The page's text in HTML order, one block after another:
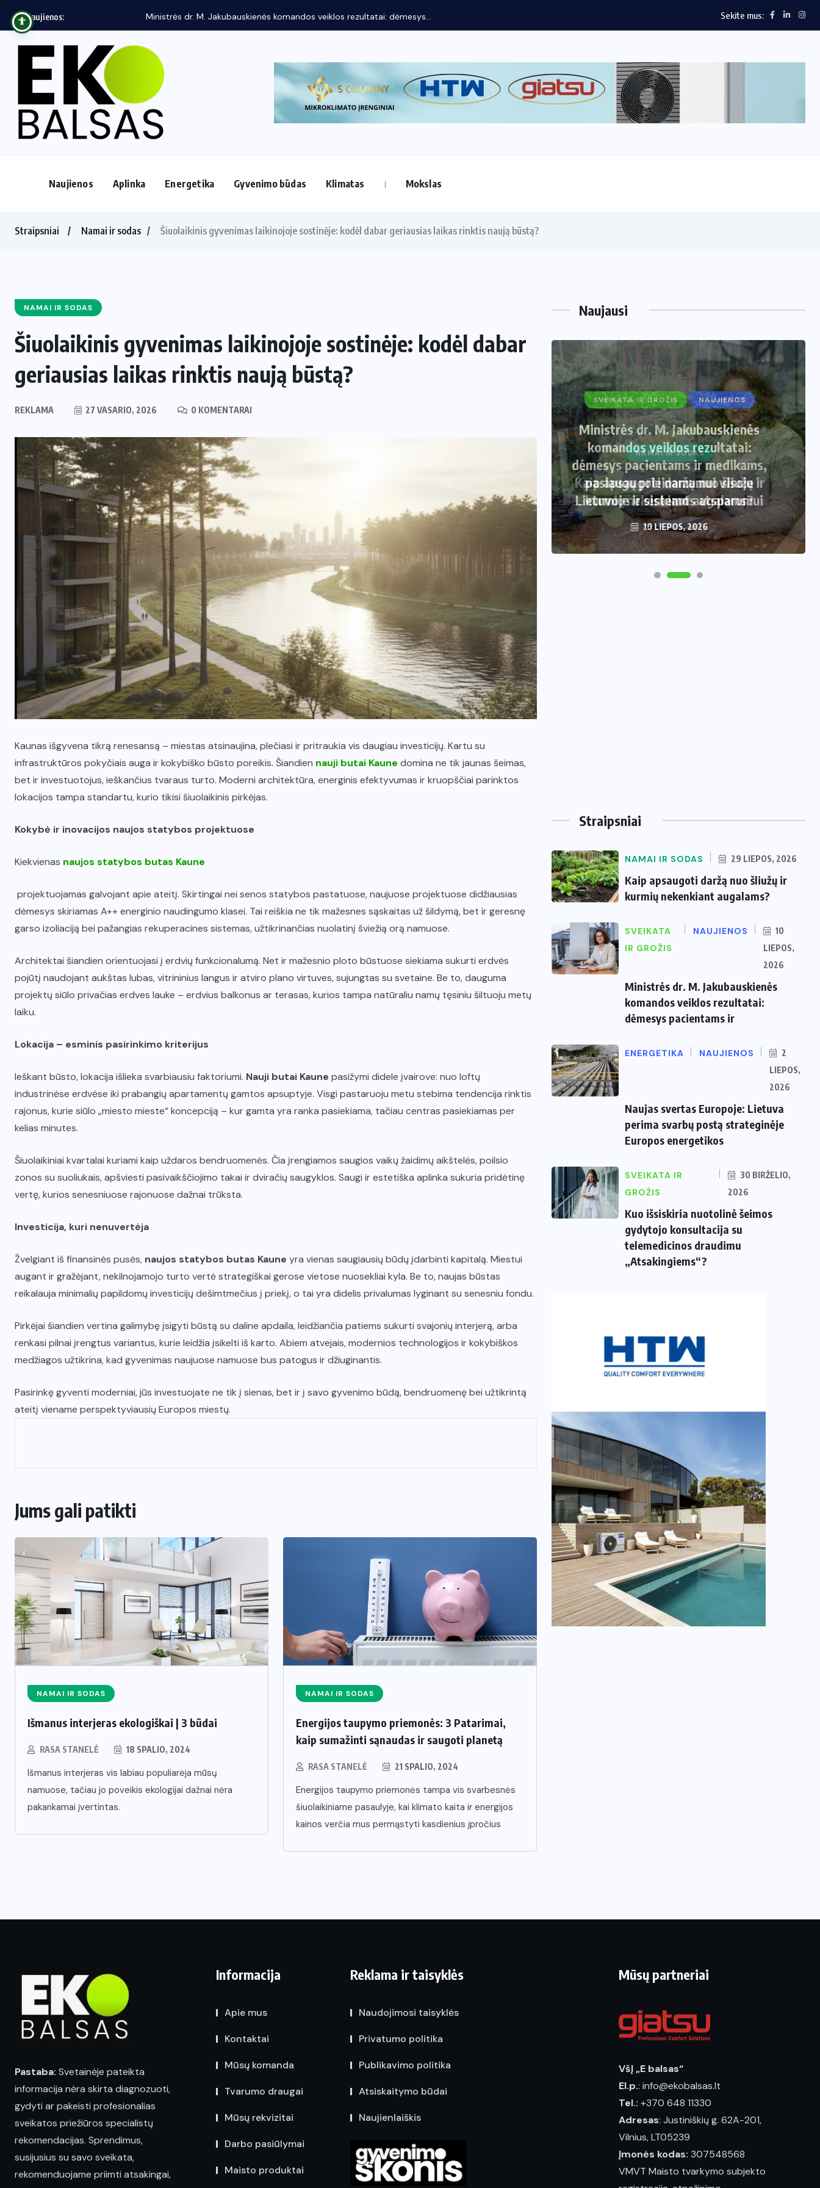
Naujienos: Ministrės dr. M. Jakubauskienės komandos veiklos rezultatai: dėmesys... Sekite mus:
Naujienos Aplinka Energetika Gyvenimo būdas Klimatas Mokslas
Straipsniai Namai ir sodas Šiuolaikinis gyvenimas laikinojoje sostinėje: kodėl dabar geriausias laikas rinktis naują būstą?
NAMAI IR SODAS
Šiuolaikinis gyvenimas laikinojoje sostinėje: kodėl dabar
geriausias laikas rinktis naują būstą?
REKLAMA 27 VASARIO, 2026 0 KOMENTARAI
Kaunas išgyvena tikrą renesansą – miestas atsinaujina, plečiasi ir pritraukia vis daugiau investicijų. Kartu su
infrastruktūros pokyčiais auga ir kokybiško būsto poreikis. Šiandien nauji butai Kaune domina ne tik jaunas šeimas,
bet ir investuotojus, ieškančius tvaraus turto. Moderni architektūra, energinis efektyvumas ir kruopščiai parinktos
lokacijos tampa standartu, kurio tikisi šiuolaikinis pirkėjas.
Kokybė ir inovacijos naujos statybos projektuose
Kiekvienas naujos statybos butas Kaune
projektuojamas galvojant apie ateitį. Skirtingai nei senos statybos pastatuose, naujuose projektuose didžiausias
dėmesys skiriamas A++ energinio naudingumo klasei. Tai reiškia ne tik mažesnes sąskaitas už šildymą, bet ir geresnę
garso izoliaciją bei pažangias rekuperacines sistemas, užtikrinančias nuolatinį šviežią orą namuose.
Architektai šiandien orientuojasi į erdvių funkcionalumą. Net ir mažesnio ploto būstuose siekiama sukurti erdvės
pojūtį naudojant aukštas lubas, vitrininius langus ir atviro plano virtuves, sujungtas su svetaine. Be to, dauguma
projektų siūlo privačias erdves lauke – erdvius balkonus ar terasas, kurios tampa natūraliu namų tęsiniu šiltuoju metų
laiku.
Lokacija – esminis pasirinkimo kriterijus
Ieškant būsto, lokacija išlieka svarbiausiu faktoriumi. Nauji butai Kaune pasižymi didele įvairove: nuo loftų
industrinėse erdvėse iki prabangių apartamentų gamtos apsuptyje. Visgi pastaruoju metu stebima tendencija rinktis
rajonus, kurie siūlo „miesto mieste“ koncepciją – kur gamta yra ranka pasiekiama, tačiau centras pasiekiamas per
kelias minutes.
Šiuolaikiniai kvartalai kuriami kaip uždaros bendruomenės. Čia įrengiamos saugios vaikų žaidimų aikštelės, poilsio
zonos su suoliukais, apšviesti pasivaikščiojimo takai ir dviračių saugyklos. Saugi ir estetiška aplinka sukuria pridėtinę
vertę, kurios senesniuose rajonuose dažnai trūksta.
Investicija, kuri nenuvertėja
Žvelgiant iš finansinės pusės, naujos statybos butas Kaune yra vienas saugiausių būdų įdarbinti kapitalą. Miestui
augant ir gražėjant, nekilnojamojo turto vertė strategiškai gerose vietose nuosekliai kyla. Be to, naujas būstas
reikalauja minimalių papildomų investicijų dešimtmečius į priekį, o tai yra didelis privalumas lyginant su senesniu fondu.
Pirkėjai šiandien vertina galimybę įsigyti būstą su daline apdaila, leidžiančia patiems sukurti svajonių interjerą, arba
renkasi pilnai įrengtus variantus, kurie leidžia įsikelti iš karto. Abiem atvejais, modernios technologijos ir kokybiškos
medžiagos užtikrina, kad gyvenimas naujuose namuose bus patogus ir džiuginantis.
Pasirinkę gyventi moderniai, jūs investuojate ne tik į sienas, bet ir į savo gyvenimo būdą, bendruomenę bei užtikrintą
ateitį viename perspektyviausių Europos miestų.
Jums gali patikti
NAMAI IR SODAS
Išmanus interjeras ekologiškai | 3 būdai
RASA STANELĖ 18 SPALIO, 2024
Išmanus interjeras vis labiau populiarėja mūsų
namuose, tačiau jo poveikis ekologijai dažnai nėra
pakankamai įvertintas.
NAMAI IR SODAS
Energijos taupymo priemonės: 3 Patarimai,
kaip sumažinti sąnaudas ir saugoti planetą
RASA STANELĖ 21 SPALIO, 2024
Energijos taupymo priemonės tampa vis svarbesnės
šiuolaikiniame pasaulyje, kai klimato kaita ir energijos
kainos verčia mus permąstyti kasdienius įpročius
Naujausi
ENERGETIKA NAUJIENOS
Naujas svertas Europoje: Lietuva
perima svarbų postą strateginėje
Europos energetikos asociacijoje
2 LIEPOS, 2026
kurmių nekenkiant augalams?
SVEIKATA IR GROŽIS NAUJIENOS
Ministrės dr. M. Jakubauskienės
komandos veiklos rezultatai:
dėmesys pacientams ir medikams,
paslaugų prieinamumui visoje
Lietuvoje ir sistemos atsparumui
10 LIEPOS, 2026
Straipsniai
NAMAI IR SODAS 29 LIEPOS, 2026
Kaip apsaugoti daržą nuo šliužų ir
kurmių nekenkiant augalams?
SVEIKATA
IR GROŽIS
NAUJIENOS
10
LIEPOS,
2026
Ministrės dr. M. Jakubauskienės
komandos veiklos rezultatai:
dėmesys pacientams ir
ENERGETIKA NAUJIENOS
2
LIEPOS,
2026
Naujas svertas Europoje: Lietuva
perima svarbų postą strateginėje
Europos energetikos
SVEIKATA IR
GROŽIS
30 BIRŽELIO,
2026
Kuo išsiskiria nuotolinė šeimos
gydytojo konsultacija su
telemedicinos draudimu
„Atsakingiems“?
Pastaba: Svetainėje pateikta
informacija nėra skirta diagnozuoti,
gydyti ar pakeisti profesionalias
sveikatos priežiūros specialistų
rekomendacijas. Sprendimus,
susijusius su savo sveikata,
rekomenduojame priimti atsakingai,
Informacija
Apie mus
Kontaktai
Mūsų komanda
Tvarumo draugai
Mūsų rekvizitai
Darbo pasiūlymai
Maisto produktai
Reklama ir taisyklės
Naudojimosi taisyklės
Privatumo politika
Publikavimo politika
Atsiskaitymo būdai
Naujienlaiškis
Mūsų partneriai
VšĮ „E balsas“
El.p.: info@ekobalsas.lt
Tel.: +370 648 11330
Adresas: Justiniškių g. 62A-201,
Vilnius, LT05239
Įmonės kodas: 307548568
VMVT Maisto tvarkymo subjekto